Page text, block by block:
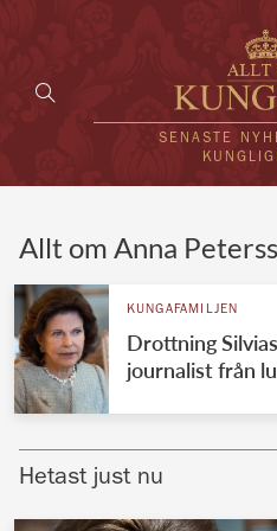
SENASTE
VÄRLDENS
Brittiska
Allt om Anna
KUNGAFAMILJEN
Drottning
journalist från
Hetast just nu